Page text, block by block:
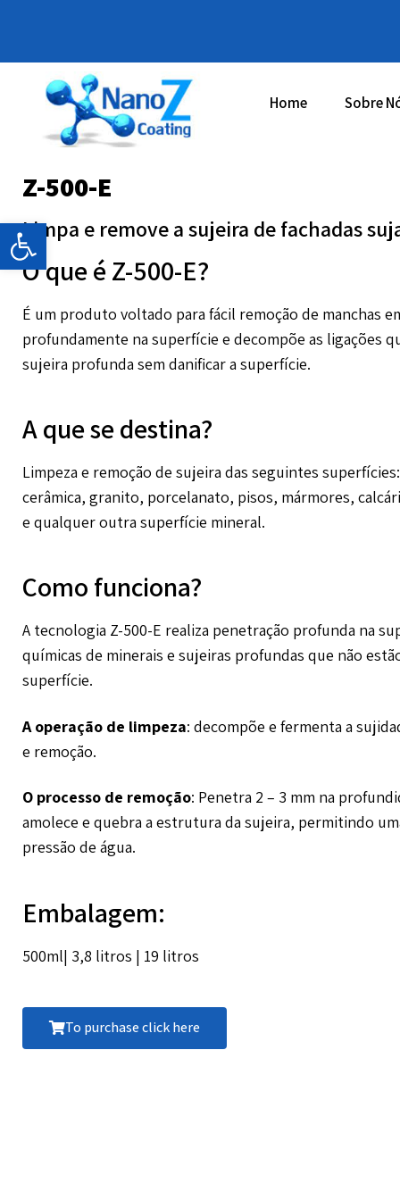
Home Sobre
Z-500-E
Limpa e remove a sujeira de fachadas
O que é Z-500-E?
É um produto voltado para fácil remoção de manchas
profundamente na superfície e decompõe as ligações
sujeira profunda sem danificar a superfície.
A que se destina?
Limpeza e remoção de sujeira das seguintes
cerâmica, granito, porcelanato, pisos, mármores,
e qualquer outra superfície mineral.
Como funciona?
A tecnologia Z-500-E realiza penetração profunda na
químicas de minerais e sujeiras profundas que não
superfície.
A operação de limpeza: decompõe e fermenta a
e remoção.
O processo de remoção: Penetra 2 – 3 mm na
amolece e quebra a estrutura da sujeira, permitindo
pressão de água.
Embalagem:
500ml| 3,8 litros | 19 litros
To purchase click here
Barra de Ferramentas Aberta